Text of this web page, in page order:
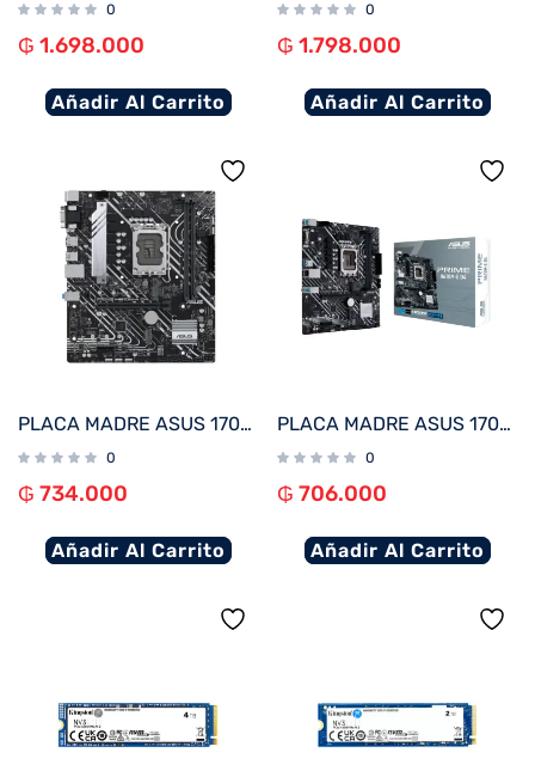
0
₲ 1.698.000
Añadir Al Carrito
0
₲ 1.798.000
Añadir Al Carrito
PLACA MADRE ASUS 1700 H610M-A D4 PRIME V/S/R/HDMI/DP/2M2/DDR4/USB3.2/MATX
0
₲ 734.000
Añadir Al Carrito
PLACA MADRE ASUS 1700 PRIME H610M-E D4 V/S/R/HDMI/2M2/DDR4/USB3.2/MATX
0
₲ 706.000
Añadir Al Carrito